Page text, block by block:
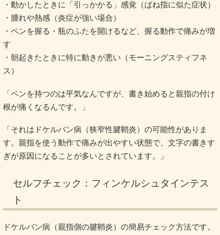
・動かしたときに「引っかかる」感覚（ばね指に似た症状）
・腫れや熱感（炎症が強い場合）
・ペンを握る・瓶のふたを開けるなど、握る動作で痛みが増
す
・朝起きたときに特に動きが悪い（モーニングスティフネ
ス）
「ペンを持つのは平気なんですが、書き始めると親指の付け
根が痛くなるんです。」
「それはドケルバン病（狭窄性腱鞘炎）の可能性がありま
す。親指を使う動作で痛みが出やすい状態で、文字の書きす
ぎが原因になることが多いとされています。」
セルフチェック：フィンケルシュタインテス
ト
ドケルバン病（親指側の腱鞘炎）の簡易チェック方法です。